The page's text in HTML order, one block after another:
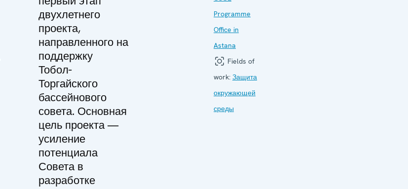
двухлетнего
проекта,
направленного на
поддержку
Тобол-
Торгайского
бассейнового
совета. Основная
цель проекта —
усиление
потенциала
Совета в
разработке
Programme
Office in
Astana
Fields of
work: Защита
окружающей
среды